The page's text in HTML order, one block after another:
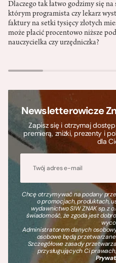
Dlaczego tak łatwo godzimy się na
którym programista czy lekarz
faktury na setki tysięcy złotych
może płacić procentowo niższe
nauczycielka czy urzędniczka?
Newsletterowicze
Zapisz się i otrzymaj
premierą, zniżki, prezenty i
dla
Chcę otrzymywać na podany
o promocjach, produktach,
wydawnictwo SIW ZNAK sp. z
świadomość, że zgoda jest
Administratorem danych
osobowe będą
Szczegółowe zasady
przysługujących Ci